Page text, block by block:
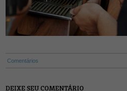
Comentários
DEIXE SEU COMENTÁRIO